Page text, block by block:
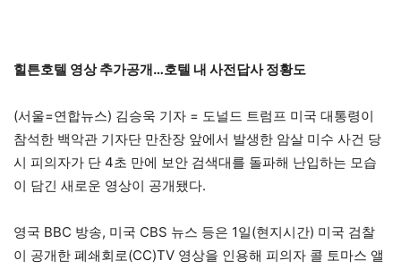
힐튼호텔 영상 추가공개…호텔 내 사전답사 정황도
(서울=연합뉴스) 김승욱 기자 = 도널드 트럼프 미국 대통령이
참석한 백악관 기자단 만찬장 앞에서 발생한 암살 미수 사건 당
시 피의자가 단 4초 만에 보안 검색대를 돌파해 난입하는 모습
이 담긴 새로운 영상이 공개됐다.
영국 BBC 방송, 미국 CBS 뉴스 등은 1일(현지시간) 미국 검찰
이 공개한 폐쇄회로(CC)TV 영상을 인용해 피의자 콜 토마스 앨